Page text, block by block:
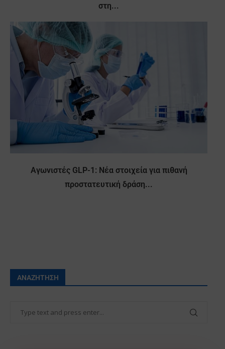
στη...
Αγωνιστές GLP-1: Νέα στοιχεία για πιθανή
προστατευτική δράση...
ΑΝΑΖΉΤΗΣΗ